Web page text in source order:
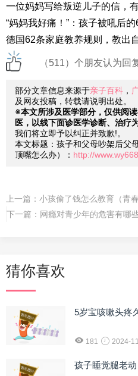
一位妈妈写给叛逆儿子的信，
“妈妈我好痛！”：孩子被吼后
德国62条家庭教养规则，教出
（511）个朋友认为回
部分文章信息来源于亲子百科 ，
及网友投稿，转载请说明出处。
※本文所涉及医学部分，仅供阅
医，以线下面诊医学诊断、治疗为
我们将立即予以纠正并致歉!。
本文标题：孩子和父母吵架后父
顶嘴怎么办）： http://
上一篇： 小孩偷了钱怎么教育（青
下一篇： 网瘾对青少年的危害有哪
猜你喜欢
5岁宝咳嗽头疼
181 2024-
孩子睡觉腿老